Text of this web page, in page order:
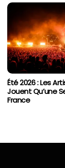
Été 2026 : Les
Jouent Qu’une
France